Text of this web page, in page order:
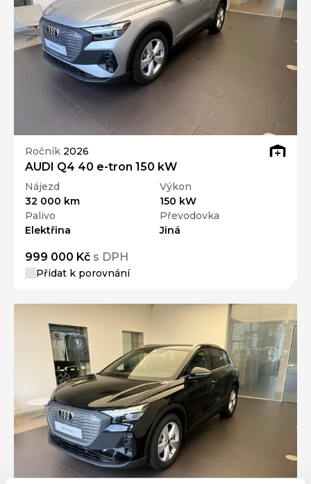
Ročník 2026
AUDI Q4 40 e-tron 150 kW
Nájezd
32 000 km
Výkon
150 kW
Palivo
Elektřina
Převodovka
Jiná
999 000 Kč s DPH
Přidat k porovnání